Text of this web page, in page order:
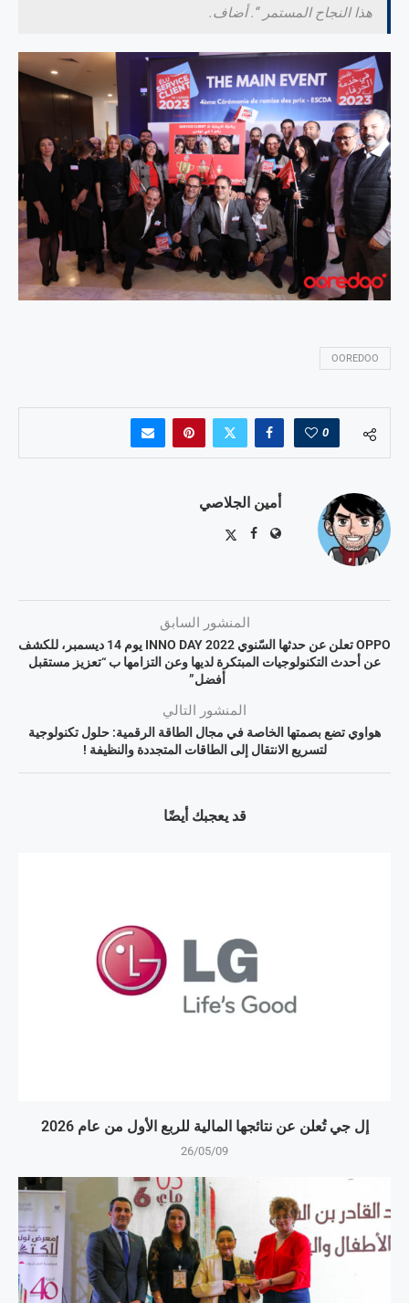
هذا النجاح المستمر “. أضاف.
OOREDOO
0
أمين الجلاصي
المنشور السابق
OPPO تعلن عن حدثها السّنوي INNO DAY 2022 يوم 14 ديسمبر، للكشف
عن أحدث التكنولوجيات المبتكرة لديها وعن التزامها ب “تعزيز مستقبل
أفضل”
المنشور التالي
هواوي تضع بصمتها الخاصة في مجال الطاقة الرقمية: حلول تكنولوجية
لتسريع الانتقال إلى الطاقات المتجددة والنظيفة !
قد يعجبك أيضًا
إل جي تُعلن عن نتائجها المالية للربع الأول من عام 2026
26/05/09